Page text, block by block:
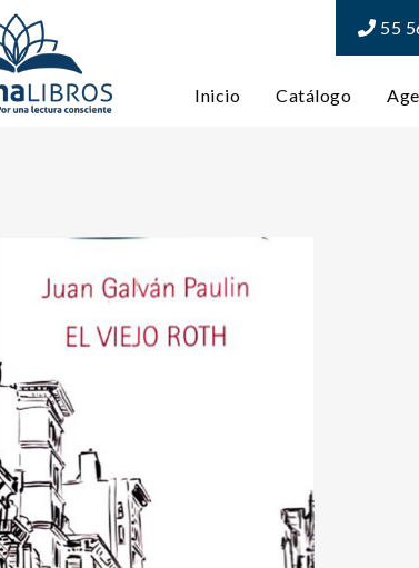
55
Inicio Catálogo